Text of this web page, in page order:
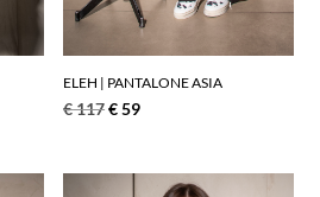
ELEH | PANTALONE ASIA
€117€59